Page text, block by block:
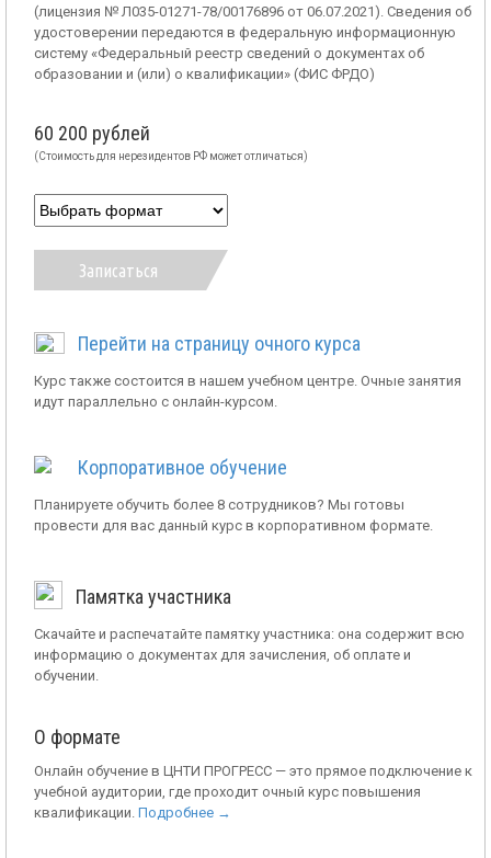
(лицензия № Л035-01271-78/00176896 от 06.07.2021). Сведения об
удостоверении передаются в федеральную информационную
систему «Федеральный реестр сведений о документах об
образовании и (или) о квалификации» (ФИС ФРДО)
60 200 рублей
(Стоимость для нерезидентов РФ может отличаться)
Записаться
Перейти на страницу очного курса
Курс также состоится в нашем учебном центре. Очные занятия
идут параллельно с онлайн-курсом.
Корпоративное обучение
Планируете обучить более 8 сотрудников? Мы готовы
провести для вас данный курс в корпоративном формате.
Памятка участника
Скачайте и распечатайте памятку участника: она содержит всю
информацию о документах для зачисления, об оплате и
обучении.
О формате
Онлайн обучение в ЦНТИ ПРОГРЕСС — это прямое подключение к
учебной аудитории, где проходит очный курс повышения
квалификации. Подробнее →